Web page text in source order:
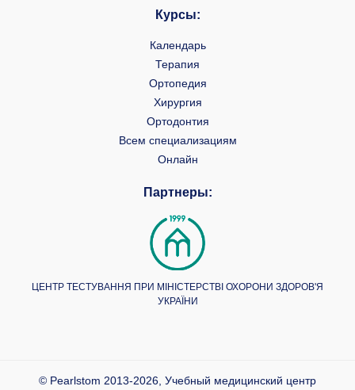
Курсы:
Календарь
Терапия
Ортопедия
Хирургия
Ортодонтия
Всем специализациям
Онлайн
Партнеры:
ЦЕНТР ТЕСТУВАННЯ ПРИ МІНІСТЕРСТВІ ОХОРОНИ ЗДОРОВ'Я
УКРАЇНИ
© Pearlstom 2013-2026, Учебный медицинский центр